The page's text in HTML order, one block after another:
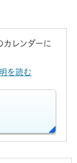
レンダーに
を読む